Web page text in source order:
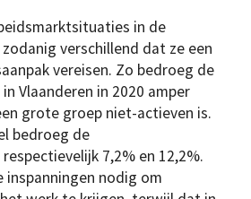
in de
verschillend dat ze een
vereisen. Zo bedroeg de
Vlaanderen in 2020 amper
grote groep niet-actieven is.
bedroeg de
7,2% en 12,2%.
inspanningen nodig om